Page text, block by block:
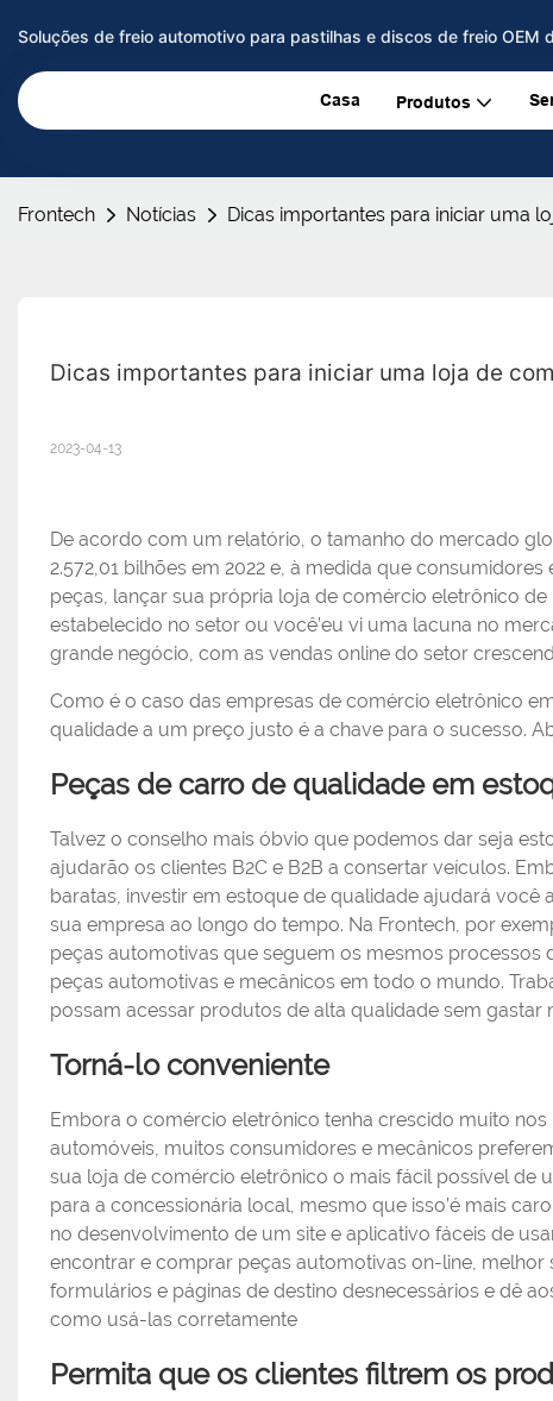
Soluções de freio automotivo para pastilhas e discos de freio OEM
Casa Produtos
Frontech Notícias Dicas importantes para iniciar uma
Dicas importantes para iniciar uma loja de
2023-04-13
De acordo com um relatório, o tamanho do mercado
2.572,01 bilhões em 2022 e, à medida que
peças, lançar sua própria loja de comércio eletrônico
estabelecido no setor ou você’eu vi uma lacuna no
grande negócio, com as vendas online do setor
Como é o caso das empresas de comércio eletrônico
qualidade a um preço justo é a chave para o sucesso.
Peças de carro de qualidade em
Talvez o conselho mais óbvio que podemos dar seja
ajudarão os clientes B2C e B2B a consertar veículos.
baratas, investir em estoque de qualidade ajudará
sua empresa ao longo do tempo. Na Frontech, por
peças automotivas que seguem os mesmos processos
peças automotivas e mecânicos em todo o mundo.
possam acessar produtos de alta qualidade sem
Torná-lo conveniente
Embora o comércio eletrônico tenha crescido muito
automóveis, muitos consumidores e mecânicos
sua loja de comércio eletrônico o mais fácil possível de
para a concessionária local, mesmo que isso’é mais
no desenvolvimento de um site e aplicativo fáceis de
encontrar e comprar peças automotivas on-line,
formulários e páginas de destino desnecessários e dê
como usá-las corretamente
Permita que os clientes filtrem os